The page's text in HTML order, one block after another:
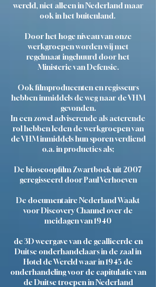
wereld, niet alleen in Nederland maar
ook in het buitenland.
Door het hoge niveau van onze
werkgroepen worden wij met
regelmaat ingehuurd door het
Ministerie van Defensie.
Ook filmproducenten en regisseurs
hebben inmiddels de weg naar de VHM
gevonden.
In een zowel adviserende als acterende
rol hebben leden de werkgroepen van
de VHM inmiddels hun sporen verdiend
o.a. in producties als;
De bioscoopfilm Zwartboek uit 2007
geregisseerd door Paul Verhoeven
De documentaire Nederland Waakt
voor Discovery Channel over de
meidagen van 1940
de 3D weergave van de geallieerde en
Duitse onderhandelaars in de zaal in
Hotel de Wereld waar in 1945 de
onderhandeling voor de capitulatie van
de Duitse troepen in Nederland